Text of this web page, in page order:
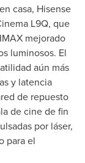
casa, Hisense
L9Q, que
mejorado
luminosos. El
aún más
y latencia
de repuesto
de cine de fin
por láser,
para el